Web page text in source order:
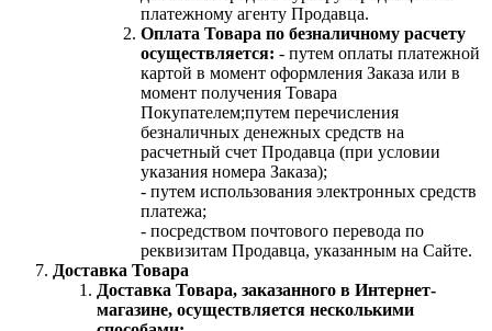
платежному агенту Продавца.
Оплата Товара по безналичному расчету
осуществляется: - путем оплаты платежной
картой в момент оформления Заказа или в
момент получения Товара
Покупателем;путем перечисления
безналичных денежных средств на
расчетный счет Продавца (при условии
указания номера Заказа);
- путем использования электронных средств
платежа;
- посредством почтового перевода по
реквизитам Продавца, указанным на Сайте.
Доставка Товара
Доставка Товара, заказанного в Интернет-
магазине, осуществляется несколькими